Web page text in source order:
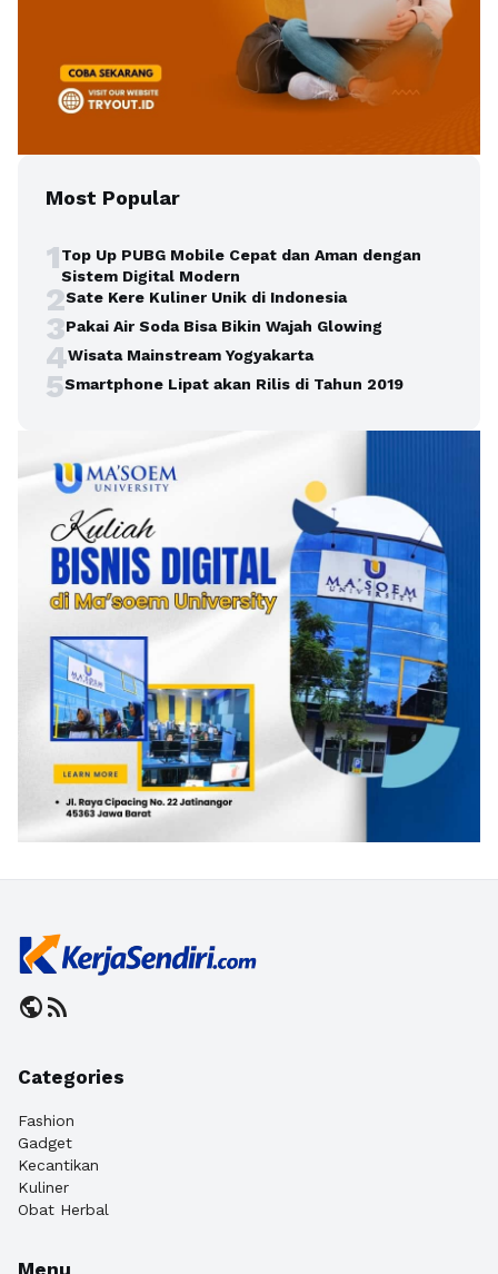
Most Popular
1Top Up PUBG Mobile Cepat dan Aman dengan
Sistem Digital Modern
2Sate Kere Kuliner Unik di Indonesia
3Pakai Air Soda Bisa Bikin Wajah Glowing
4Wisata Mainstream Yogyakarta
5Smartphone Lipat akan Rilis di Tahun 2019
publicrss_feed
Categories
Fashion
Gadget
Kecantikan
Kuliner
Obat Herbal
Menu